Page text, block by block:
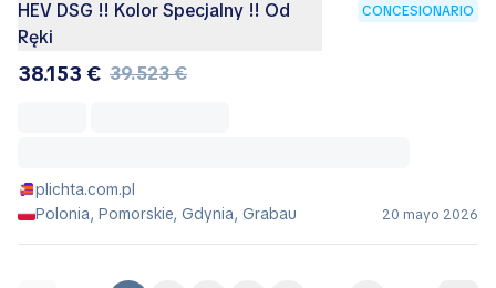
HEV DSG !! Kolor Specjalny !! Od
Ręki
CONCESIONARIO
38.153 € 39.523 €
plichta.com.pl
Polonia, Pomorskie, Gdynia, Grabau
20 mayo 2026